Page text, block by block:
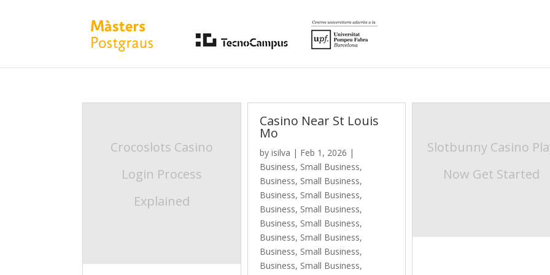
Crocoslots Casino
Login Process
Explained
Casino Near St Louis
Mo
by isilva | Feb 1, 2026 |
Business, Small Business,
Business, Small Business,
Business, Small Business,
Business, Small Business,
Business, Small Business,
Business, Small Business,
Business, Small Business,
Business, Small Business,
Slotbunny Casino
Now Get Started